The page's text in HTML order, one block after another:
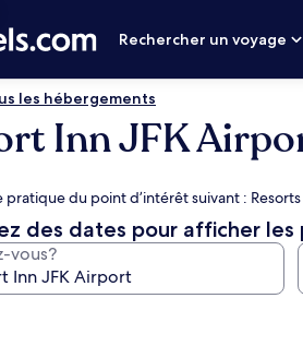
Rechercher un voyage
les hébergements
Inn JFK
pratique du point d’intérêt suivant :
des dates pour afficher les
vous?